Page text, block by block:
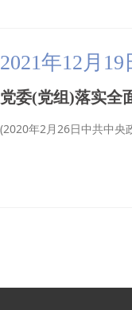
2021年12月19
党委(党组)落实全
(2020年2月26日中共中央